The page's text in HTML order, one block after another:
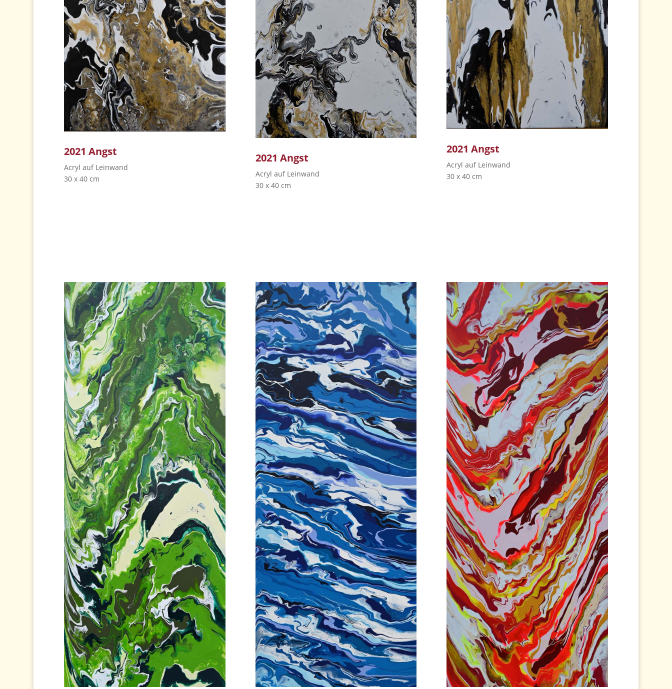
2021 Angst
Acryl auf Leinwand
30 x 40 cm
2021 Angst
Acryl auf Leinwand
30 x 40 cm
2021 Angst
Acryl auf Leinwand
30 x 40 cm